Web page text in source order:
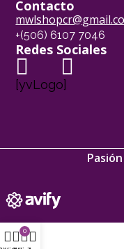
Contacto
+(506) 6107 7046
Redes Sociales
[yvLogo]
0